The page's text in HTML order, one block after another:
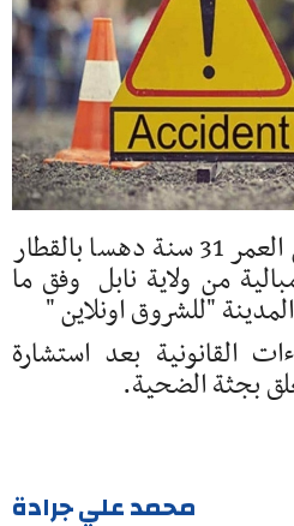
توفي امس شاب يبلغ من العمر 31 سنة دهسا بالقطار
من ولاية نابل وفق ما
"للشروق اونلاين "
القانونية بعد استشارة
بجثة الضحية.
محمد علي جرادة